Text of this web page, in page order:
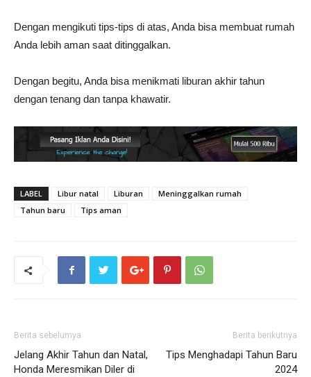
Dengan mengikuti tips-tips di atas, Anda bisa membuat rumah
Anda lebih aman saat ditinggalkan.
Dengan begitu, Anda bisa menikmati liburan akhir tahun
dengan tenang dan tanpa khawatir.
LABEL Libur natal Liburan
Meninggalkan rumah
Tahun baru
Tips aman
Berita sebelumya
Jelang Akhir Tahun dan Natal,
Honda Meresmikan Diler di
Berita berikutnya
Tips Menghadapi Tahun Baru
2024